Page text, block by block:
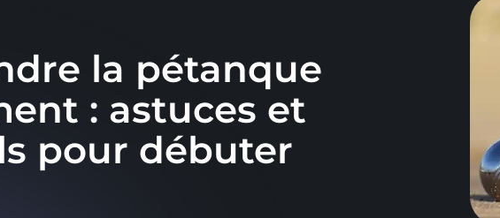
la pétanque
: astuces et
pour débuter